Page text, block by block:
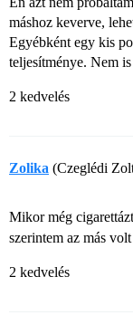
máshoz keverve,
Egyébként egy kis
teljesítménye. Nem
2 kedvelés
Zolika (Czeglédi
Mikor még
szerintem az más volt
2 kedvelés